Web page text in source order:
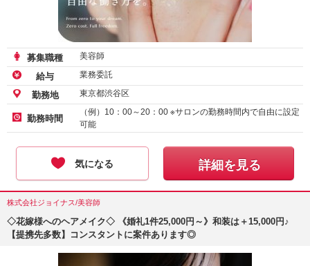
募集職種 美容師
給与 業務委託
勤務地 東京都渋谷区
勤務時間
（例）10：00～20：00 ※サロンの勤務時間内で自由に設定
可能
気になる 詳細を見る
株式会社ジョイナス/美容師
◇花嫁様へのヘアメイク◇ 《婚礼1件25,000円～》和装は＋15,000円♪
【提携先多数】コンスタントに案件あります◎